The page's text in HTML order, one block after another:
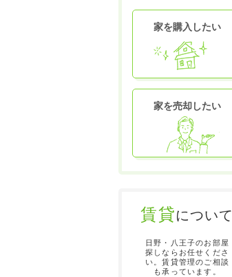
家を購入したい
家を売却したい
賃貸について
日野・八王子のお部屋
探しならお任せくださ
い。賃貸管理のご相談
も承っています。